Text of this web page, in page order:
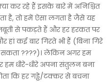
कर रहे हैं इसके बारे में अनिश्चित
है, तो हमें ऐसा लगता है जैसे यह
से पकड़ते हैं और हर हरकत पर
हां कई बार गिरते भी हैं (बिना गिरे
सकता ????)। लेकिन अगर हम
धीरे-धीरे अपना संतुलन बना
कि हर गड्ढे/टक्कर से बचना